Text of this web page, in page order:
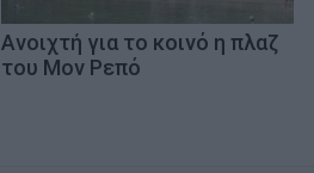
Ανοιχτή για το κοινό η πλαζ
του Μον Ρεπό